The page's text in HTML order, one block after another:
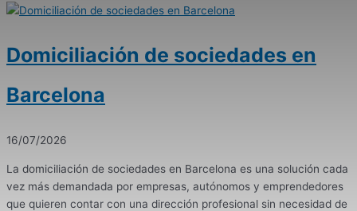
Domiciliación de sociedades en
Barcelona
16/07/2026
La domiciliación de sociedades en Barcelona es una solución cada
vez más demandada por empresas, autónomos y emprendedores
que quieren contar con una dirección profesional sin necesidad de